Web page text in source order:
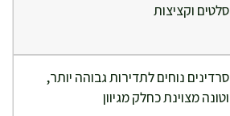
סלטים וקציצות
סרדינים נוחים לתדירות גבוהה יותר,
וטונה מצוינת כחלק מגיוון